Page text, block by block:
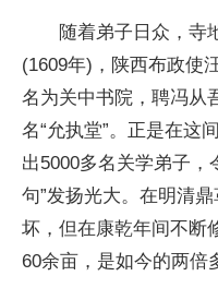
随着弟子日众，寺
(1609年)，陕西布政使
名为关中书院，聘冯从
名“允执堂”。正是在这
出5000多名关学弟子，
句”发扬光大。在明清
坏，但在康乾年间不断
60余亩，是如今的两倍